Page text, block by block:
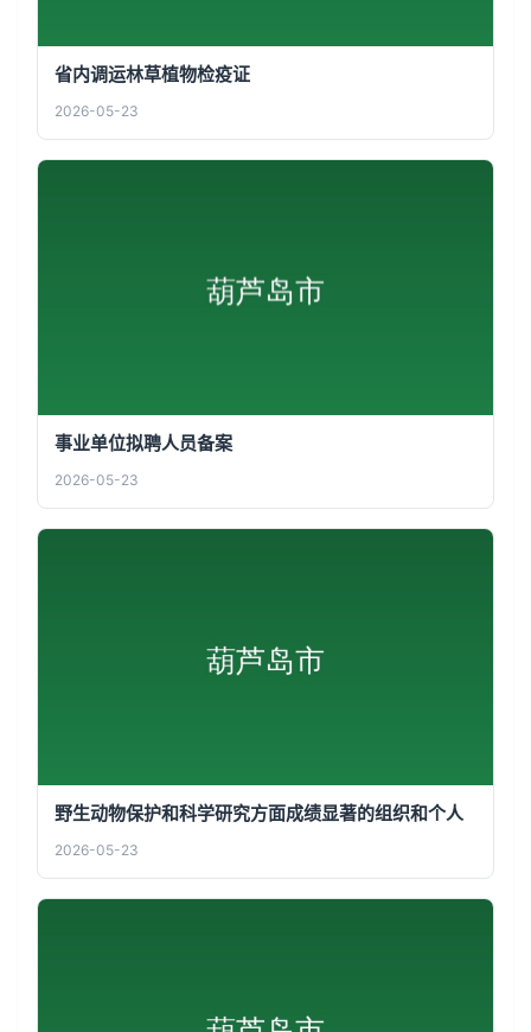
省内调运林草植物检疫证
2026-05-23
事业单位拟聘人员备案
2026-05-23
野生动物保护和科学研究方面成绩显著的组织和个人
2026-05-23